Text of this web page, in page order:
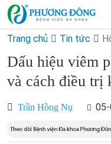
Trang chủ Tin tức
Dấu hiệu viêm
và cách điều trị
Trần Hồng Nụ